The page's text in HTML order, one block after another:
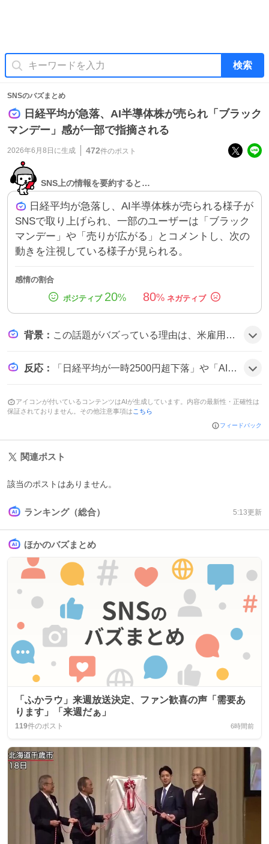
検索
SNSのバズまとめ
日経平均が急落、AI半導体株が売られ「ブラック
マンデー」感が一部で指摘される
2026年6月8日 に生成 472件のポスト
SNS上の情報を要約すると…
日経平均が急落し、AI半導体株が売られる様子が
SNSで取り上げられ、一部のユーザーは「ブラック
マンデー」や「売りが広がる」とコメントし、次の
動きを注視している様子が見られる。
感情の割合
20% 80%
背景 ： この話題がバズっている理由は、米雇用統計の好調で利上げ観測が高まり、投資家がリスク回避で株式を売ったことや、AI・半導体への過熱感が一転したことがきっかけで、急落が注目された可能性がある。
反応 ： 「日経平均が一時2500円超下落」や「AI・半導体関連株に売り広がる」といった投稿が複数見られ、一部で「ブラックマンデー」感が指摘されるコメントも散見される。「売りが止まらない」や「次はどうなる？」といった声が交錯している。
アイコンが付いているコンテンツはAIが生成しています。内容の最新性・正確性は
保証されておりません。その他注意事項は こちら
フィードバック
関連ポスト
該当のポストはありません。
ランキング（総合） 5:13更新
ほかのバズまとめ
「ふかラウ」来週放送決定、ファン歓喜の声「需要あ
ります」「来週だぁ」
119件のポスト 6時間前